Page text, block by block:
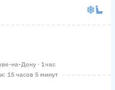
на-Дону · 1 час
15 часов 5 минут